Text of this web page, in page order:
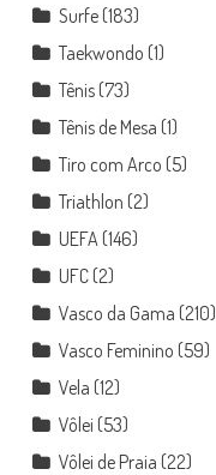
Surfe(183)
Taekwondo (1)
Tênis(73)
Tênis de Mesa (1)
Tiro com Arco (5)
Triathlon (2)
UEFA(146)
UFC(2)
Vasco da Gama (210)
Vasco Feminino (59)
Vela (12)
Vôlei (53)
Vôlei de Praia (22)